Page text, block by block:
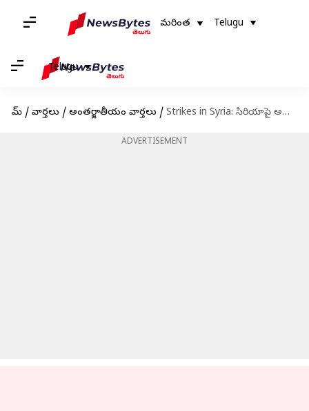
మరింత Telugu
Telugu
హోమ్ / వార్తలు / అంతర్జాతీయం వార్తలు / Strikes in Syria: సిరియాపై అమెరికా సైన్యం దాడి.. 37 మంది ఐఎస్ ఉగ్రవాదులు మృతి
ADVERTISEMENT